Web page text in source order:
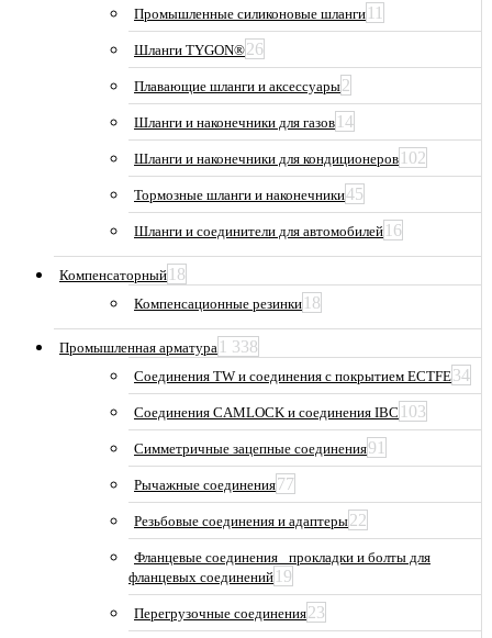
Промышленные силиконовые шланги 11
Шланги TYGON®26
Плавающие шланги и аксессуары2
Шланги и наконечники для газов 14
Шланги и наконечники для кондиционеров 102
Тормозные шланги и наконечники45
Шланги и соединители для автомобилей 16
Компенсаторный 18
Компенсационные резинки 18
Промышленная арматура 1 338
Соединения TW и соединения с покрытием ECTFE34
Соединения CAMLOCK и соединения IBC 103
Симметричные зацепные соединения91
Рычажные соединения77
Резьбовые соединения и адаптеры22
Фланцевые соединения_ прокладки и болты для
фланцевых соединений 19
Перегрузочные соединения23